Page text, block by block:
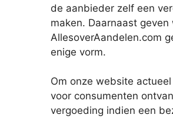
de aanbieder zelf een
maken. Daarnaast geven
AllesoverAandelen.com
enige vorm.
Om onze website
voor consumenten
vergoeding indien een